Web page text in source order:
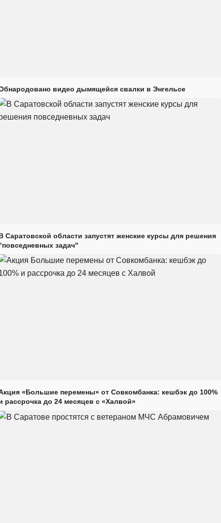
видео дымящейся свалки в Энгельсе
Саратовской области запустят женские курсы для решения
задач"
«Большие перемены» от Совкомбанка: кешбэк до 100%
рассрочка до 24 месяцев с «Халвой»